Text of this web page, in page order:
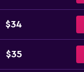
$34
$35